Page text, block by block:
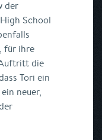
der
School
für ihre
die
Tori ein
neuer,